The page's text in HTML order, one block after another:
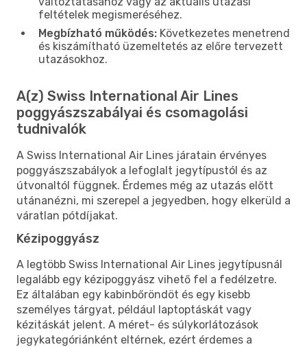
feltételek megismeréséhez.
Megbízható működés: Következetes menetrend
és kiszámítható üzemeltetés az előre tervezett
utazásokhoz.
A(z) Swiss International Air Lines
poggyászszabályai és csomagolási
tudnivalók
A Swiss International Air Lines járatain érvényes
poggyászszabályok a lefoglalt jegytípustól és az
útvonaltól függnek. Érdemes még az utazás előtt
utánanézni, mi szerepel a jegyedben, hogy elkerüld a
váratlan pótdíjakat.
Kézipoggyász
A legtöbb Swiss International Air Lines jegytípusnál
legalább egy kézipoggyász vihető fel a fedélzetre.
Ez általában egy kabinbőröndöt és egy kisebb
személyes tárgyat, például laptoptáskát vagy
kézitáskát jelent. A méret- és súlykorlátozások
jegykategóriánként eltérnek, ezért érdemes a